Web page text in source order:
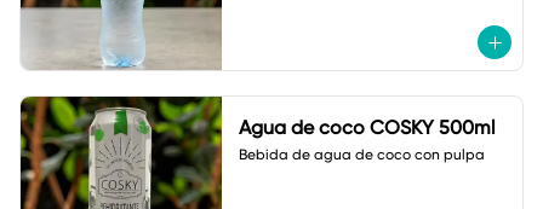
Agua de coco COSKY 500ml
Bebida de agua de coco con pulpa